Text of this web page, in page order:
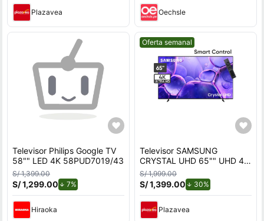
Plazavea Oechsle
Televisor Philips Google TV
58"" LED 4K 58PUD7019/43
S/ 1,399.00
S/ 1,299.00 7%
Hiraoka
Mejor precio.
Oferta semanal
Televisor SAMSUNG
CRYSTAL UHD 65"" UHD 4K
Smart TV
UN65U8000FGXPE
S/ 1,999.00
S/ 1,399.00 30%de descuento.
Plazavea